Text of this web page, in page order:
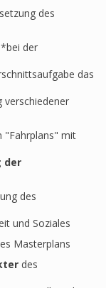
des
der
das
verschiedener
"Fahrplans" mit
der
des
und Soziales
Masterplans
des